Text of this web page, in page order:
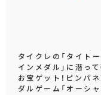
タイクレの「タイト
インメダル」に潜っ
お宝ゲット！ピンパ
ダルゲーム「オーシ